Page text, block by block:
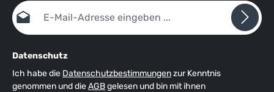
E-Mail-Adresse*
Datenschutz
Ich habe die Datenschutzbestimmungenzur Kenntnis
genommen und dieAGBgelesen und bin mit ihnen